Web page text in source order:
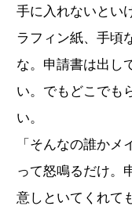
手に入れないとい
ラフィン紙、手頃
な。申請書は出し
い。でもどこでも
い。
「そんなの誰かメ
って怒鳴るだけ。
意しといてくれて